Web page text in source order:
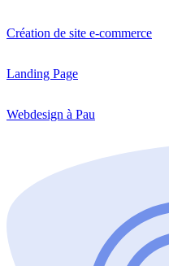
Création de site e-commerce
Landing Page
Webdesign à Pau